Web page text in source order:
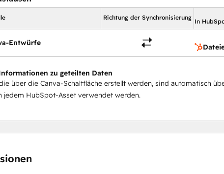
Richtung der Synchronisierung
In
Entwürfe
zu geteilten Daten
über die Canva-Schaltfläche erstellt werden, sind automatisch
jedem HubSpot-Asset verwendet werden.